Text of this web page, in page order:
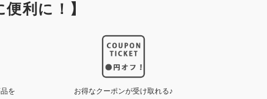
利に！】
を
お得なクーポンが受け取れる♪